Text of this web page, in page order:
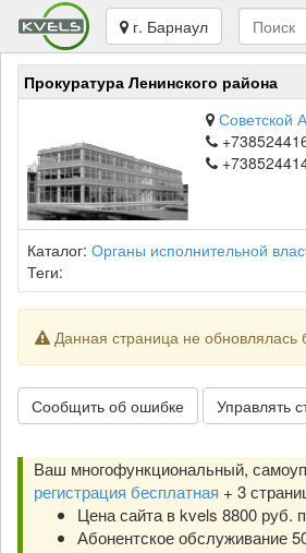
г. Барнаул
Прокуратура Ленинского района
Советской
Каталог: Органы исполнительной
Теги:
Данная страница не
Сообщить об ошибке Управлять
Ваш многофункциональный,
регистрация бесплатная + 3
Цена сайта в kvels 8800 руб.
Абонентское обслуживание